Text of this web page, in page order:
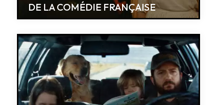
DE LA COMÉDIE FRANÇAISE